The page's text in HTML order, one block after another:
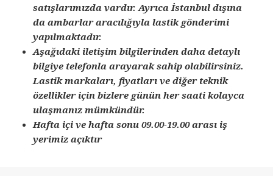
satışlarımızda vardır. Ayrıca İstanbul dışına
da ambarlar aracılığıyla lastik gönderimi
yapılmaktadır.
Aşağıdaki iletişim bilgilerinden daha detaylı
bilgiye telefonla arayarak sahip olabilirsiniz.
Lastik markaları, fiyatları ve diğer teknik
özellikler için bizlere günün her saati kolayca
ulaşmanız mümkündür.
Hafta içi ve hafta sonu 09.00-19.00 arası iş
yerimiz açıktır